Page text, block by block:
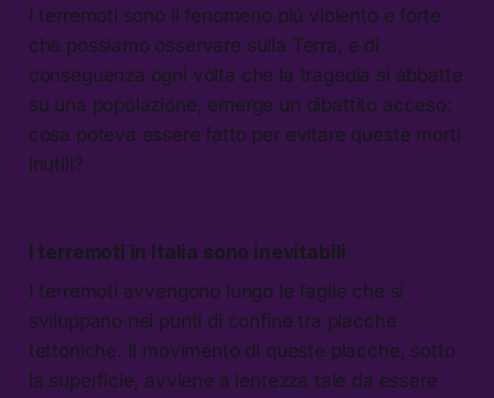
I terremoti sono il fenomeno piú violento e forte
che possiamo osservare sulla Terra, e di
conseguenza ogni volta che la tragedia si abbatte
su una popolazione, emerge un dibattito acceso:
cosa poteva essere fatto per evitare queste morti
inutili?
I terremoti in Italia sono inevitabili
I terremoti avvengono lungo le faglie che si
sviluppano nei punti di confine tra placche
tettoniche. Il movimento di queste placche, sotto
la superficie, avviene a lentezza tale da essere